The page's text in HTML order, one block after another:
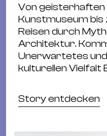
Von geisterhaften
Kunstmuseum
Reisen durch
Architektur.
Unerwartetes
kulturellen Vielfalt
Story entdecken